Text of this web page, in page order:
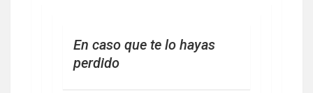
En caso que te lo hayas
perdido